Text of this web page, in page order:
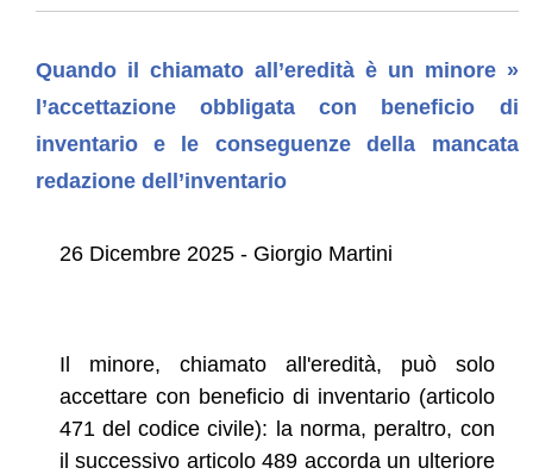
Quando il chiamato all’eredità è un minore »
l’accettazione obbligata con beneficio di
inventario e le conseguenze della mancata
redazione dell’inventario
26 Dicembre 2025 - Giorgio Martini
Il minore, chiamato all'eredità, può solo
accettare con beneficio di inventario (articolo
471 del codice civile): la norma, peraltro, con
il successivo articolo 489 accorda un ulteriore